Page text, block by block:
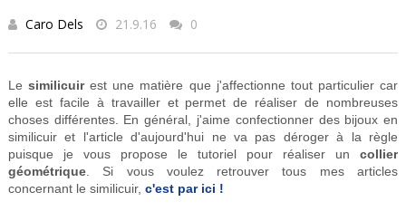
Caro Dels 21.9.16 0
Lesimilicuirest une matière que j'affectionne tout particulier car
elle est facile à travailler et permet de réaliser de nombreuses
choses différentes. En général, j'aime confectionner des bijoux en
similicuir et l'article d'aujourd'hui ne va pas déroger à la règle
puisque je vous propose le tutoriel pour réaliser uncollier
géométrique. Si vous voulez retrouver tous mes articles
concernant le similicuir, c'est par ici !